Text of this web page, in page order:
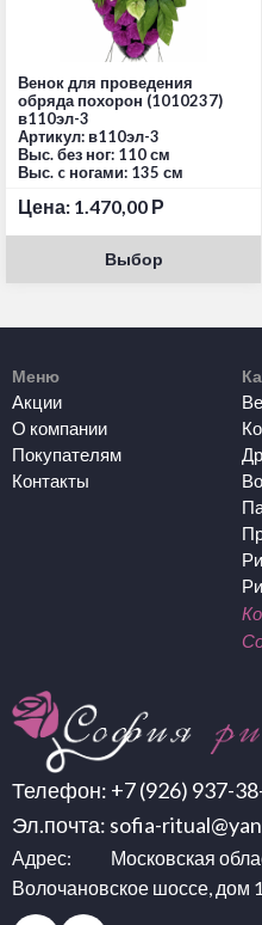
Венок для проведения
обряда похорон (1010237)
в110эл-3
Артикул: в110эл-3
Выс. без ног: 110 см
Выс. c ногами: 135 см
Цена: 1.470,00 Р
Выбор
Телефон: +7 (926) 937-
Эл.почта: sofia-
Адрес: Московская
Волочановское шоссе, дом
Меню
Акции
О компании
Покупателям
Контакты